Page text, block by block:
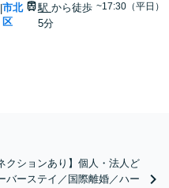
|市北
区
駅 から徒歩
5分
~17:30（平日）
クションあり】個人・法人ど
バーステイ／国際離婚／ハー